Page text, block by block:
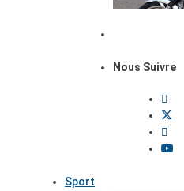
Nous Suivre
Sport